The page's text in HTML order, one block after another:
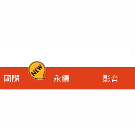
國際 永續 影音